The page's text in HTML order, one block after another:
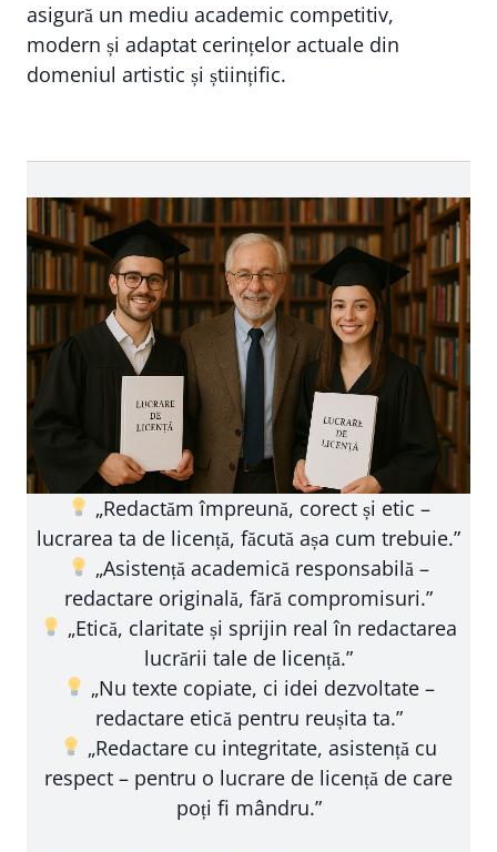
asigură un mediu academic competitiv,
modern și adaptat cerințelor actuale din
domeniul artistic și științific.
„Redactăm împreună, corect și etic –
lucrarea ta de licență, făcută așa cum trebuie.”
„Asistență academică responsabilă –
redactare originală, fără compromisuri.”
„Etică, claritate și sprijin real în redactarea
lucrării tale de licență.”
„Nu texte copiate, ci idei dezvoltate –
redactare etică pentru reușita ta.”
„Redactare cu integritate, asistență cu
respect – pentru o lucrare de licență de care
poți fi mândru.”